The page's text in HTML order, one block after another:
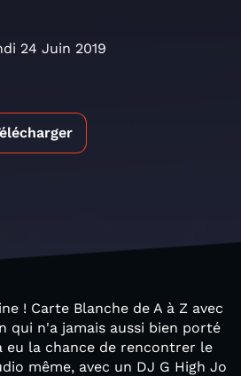
24 Juin 2019
! Carte Blanche de A à Z avec
qui n'a jamais aussi bien porté
eu la chance de rencontrer le
même, avec un DJ G High Jo